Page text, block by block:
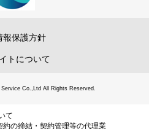
報保護方針
トについて
Co.,Ltd All Rights Reserved.
て
の締結・契約管理等の代理業